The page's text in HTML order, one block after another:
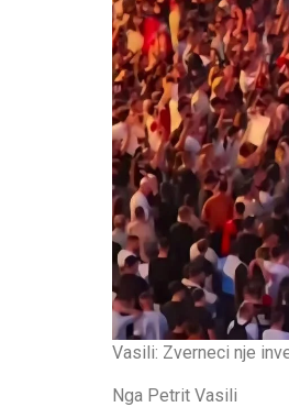
Vasili: Zverneci nje
Nga Petrit Vasili